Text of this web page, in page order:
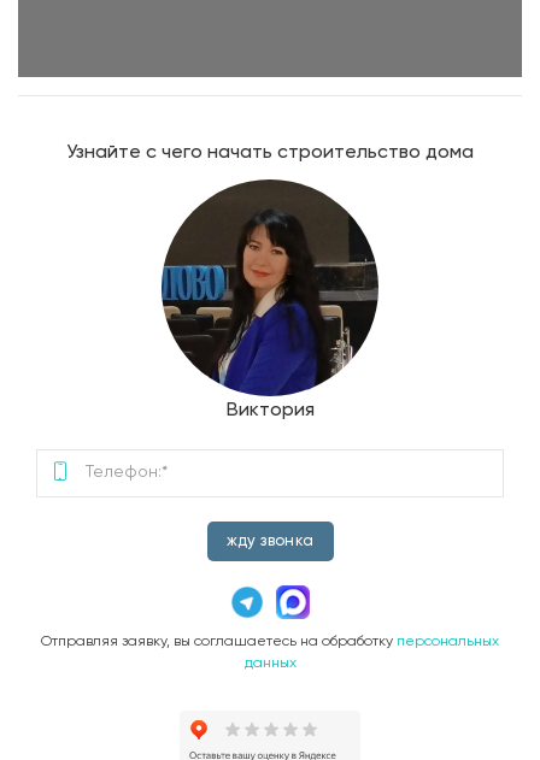
Узнайте с чего начать строительство дома
Виктория
жду звонка
Отправляя заявку, вы соглашаетесь на обработку персональных
данных